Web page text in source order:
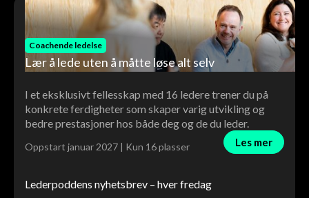
Lederpoddens nyhetsbrev – hver fredag
Coachende ledelse
Lær å lede uten å måtte løse alt selv
I et eksklusivt fellesskap med 16 ledere trener du på
konkrete ferdigheter som skaper varig utvikling og
bedre prestasjoner hos både deg og de du leder.
Oppstart januar 2027 | Kun 16 plasser Les mer